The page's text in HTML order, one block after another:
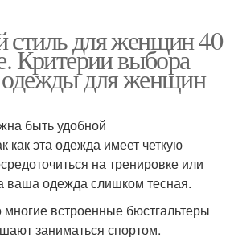
стиль для женщин 40
Критерии выбора
одежды для женщин
быть удобной
как эта одежда имеет четкую
на тренировке или
ваша одежда слишком тесная.
встроенные бюстгальтеры
заниматься спортом.